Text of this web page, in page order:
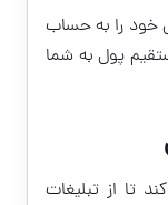
خود را به حساب
پول به شما
تا از تبلیغات